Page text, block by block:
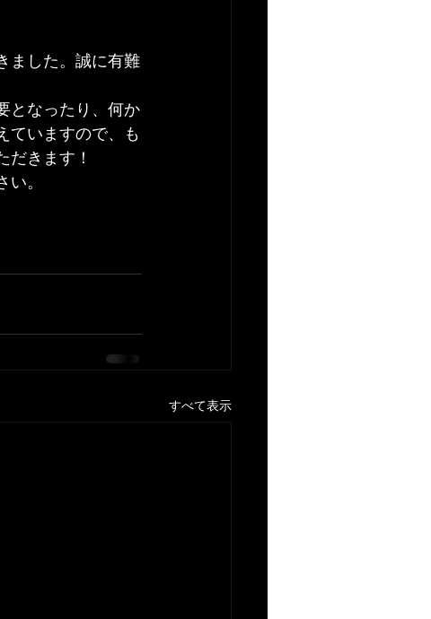
ました。誠に有難
となったり、何か
ていますので、も
だきます！
。
すべて表示